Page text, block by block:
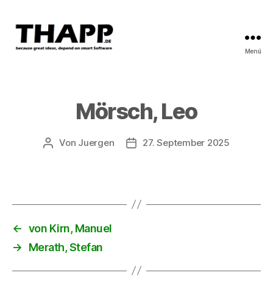
Menü
Mörsch, Leo
Beitragsautor
Von Juergen Beitragsdatum
27. September 2025
← von Kirn, Manuel
→
Merath, Stefan